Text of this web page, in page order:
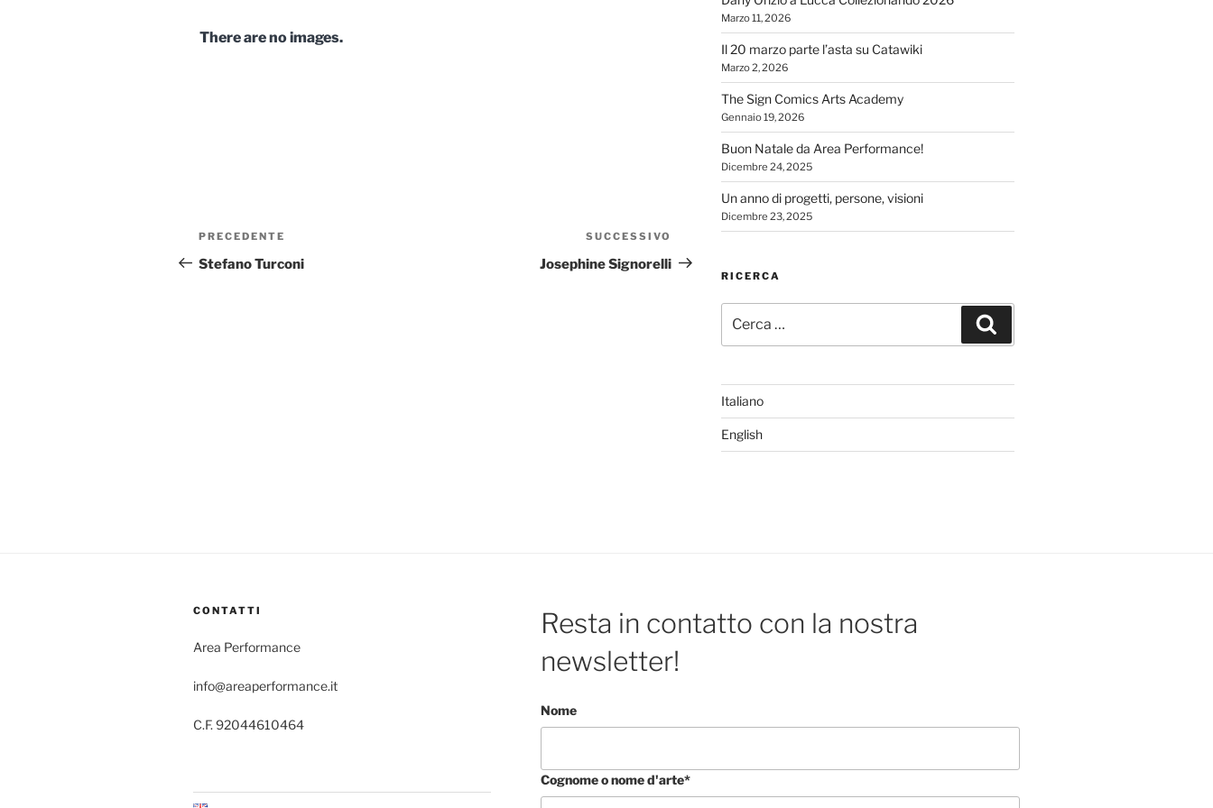
There are no images.
Navigazione
articoli
Articolo
precedente:
PRECEDENTE
Stefano Turconi
successivo
SUCCESSIVO
Josephine Signorelli
Marzo 11, 2026
Il 20 marzo parte l’asta su Catawiki
Marzo 2, 2026
The Sign Comics Arts Academy
Gennaio 19, 2026
Buon Natale da Area Performance!
Dicembre 24, 2025
Un anno di progetti, persone, visioni
Dicembre 23, 2025
RICERCA
Italiano
English
CONTATTI
Area Performance
info@areaperformance.it
C.F. 92044610464
Resta in contatto con la nostra
newsletter!
Nome
Cognome o nome d'arte*